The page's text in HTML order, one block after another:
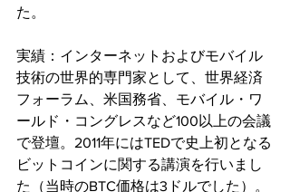
た。
実績：インターネットおよびモバイル
技術の世界的専門家として、世界経済
フォーラム、米国務省、モバイル・ワ
ールド・コングレスなど100以上の会議
で登壇。2011年にはTEDで史上初となる
ビットコインに関する講演を行いまし
た（当時のBTC価格は3ドルでした）。